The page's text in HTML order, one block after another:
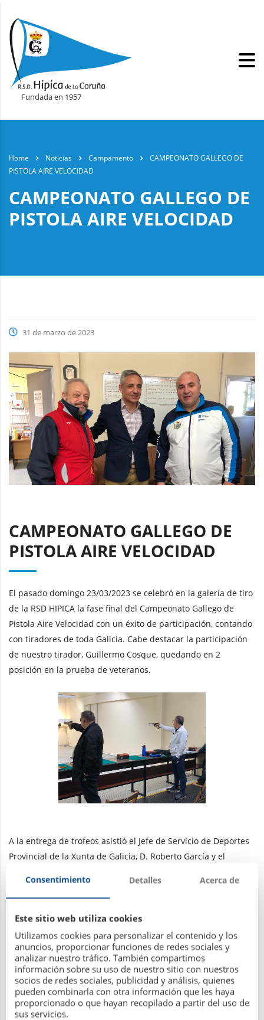
Fundada en 1957
Home Noticias Campamento
CAMPEONATO GALLEGO DE
PISTOLA AIRE VELOCIDAD
CAMPEONATO GALLEGO DE
PISTOLA AIRE VELOCIDAD
31 de marzo de 2023
CAMPEONATO GALLEGO DE
PISTOLA AIRE VELOCIDAD
El pasado domingo 23/03/2023 se celebró en la galería de tiro
de la RSD HIPICA la fase final del Campeonato Gallego de
Pistola Aire Velocidad con un éxito de participación, contando
con tiradores de toda Galicia. Cabe destacar la participación
de nuestro tirador, Guillermo Cosque, quedando en 2
posición en la prueba de veteranos.
A la entrega de trofeos asistió el Jefe de Servicio de Deportes
Provincial de la Xunta de Galicia, D. Roberto García y el
acompañados en todo momento por nuestro vocal de tiro D.
Miguel Gago.
Consentimiento Detalles Acerca de
Este sitio web utiliza cookies
Utilizamos cookies para personalizar el contenido y los
anuncios, proporcionar funciones de redes sociales y
analizar nuestro tráfico. También compartimos
información sobre su uso de nuestro sitio con nuestros
socios de redes sociales, publicidad y análisis, quienes
pueden combinarla con otra información que les haya
proporcionado o que hayan recopilado a partir del uso de
sus servicios.